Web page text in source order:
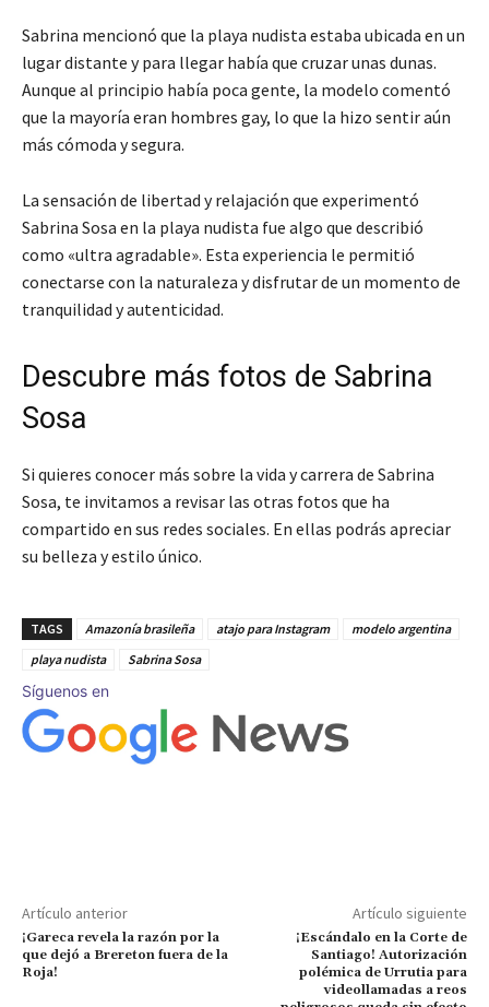
Sabrina mencionó que la playa nudista estaba ubicada en un
lugar distante y para llegar había que cruzar unas dunas.
Aunque al principio había poca gente, la modelo comentó
que la mayoría eran hombres gay, lo que la hizo sentir aún
más cómoda y segura.
La sensación de libertad y relajación que experimentó
Sabrina Sosa en la playa nudista fue algo que describió
como «ultra agradable». Esta experiencia le permitió
conectarse con la naturaleza y disfrutar de un momento de
tranquilidad y autenticidad.
Descubre más fotos de Sabrina
Sosa
Si quieres conocer más sobre la vida y carrera de Sabrina
Sosa, te invitamos a revisar las otras fotos que ha
compartido en sus redes sociales. En ellas podrás apreciar
su belleza y estilo único.
TAGS Amazonía brasileña atajo para Instagram
modelo argentina
playa nudista
Sabrina Sosa
Síguenos en
Artículo anterior
¡Gareca revela la razón por la
que dejó a Brereton fuera de la
Roja!
Artículo siguiente
¡Escándalo en la Corte de
Santiago! Autorización
polémica de Urrutia para
videollamadas a reos